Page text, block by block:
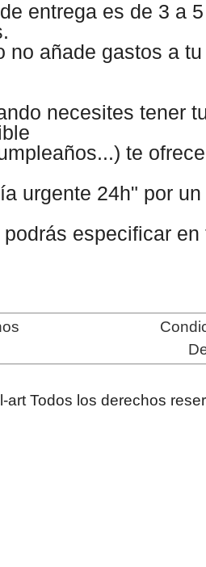
entrega es de 3 a
no añade gastos a
necesites tener
te
urgente 24h" por
podrás especificar en
art Todos los derechos